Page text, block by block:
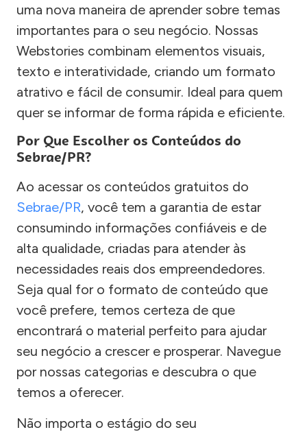
uma nova maneira de aprender sobre temas
importantes para o seu negócio. Nossas
Webstories combinam elementos visuais,
texto e interatividade, criando um formato
atrativo e fácil de consumir. Ideal para quem
quer se informar de forma rápida e eficiente.
Por Que Escolher os Conteúdos do
Sebrae/PR?
Ao acessar os conteúdos gratuitos do
Sebrae/PR, você tem a garantia de estar
consumindo informações confiáveis e de
alta qualidade, criadas para atender às
necessidades reais dos empreendedores.
Seja qual for o formato de conteúdo que
você prefere, temos certeza de que
encontrará o material perfeito para ajudar
seu negócio a crescer e prosperar. Navegue
por nossas categorias e descubra o que
temos a oferecer.
Não importa o estágio do seu